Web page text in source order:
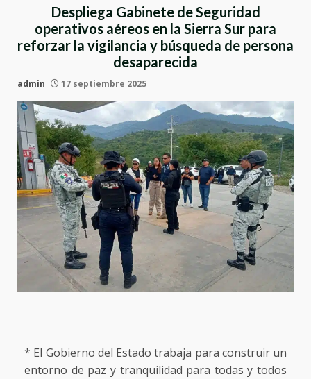
Despliega Gabinete de Seguridad
operativos aéreos en la Sierra Sur para
reforzar la vigilancia y búsqueda de persona
desaparecida
admin 17 septiembre 2025
* El Gobierno del Estado trabaja para construir un
entorno de paz y tranquilidad para todas y todos